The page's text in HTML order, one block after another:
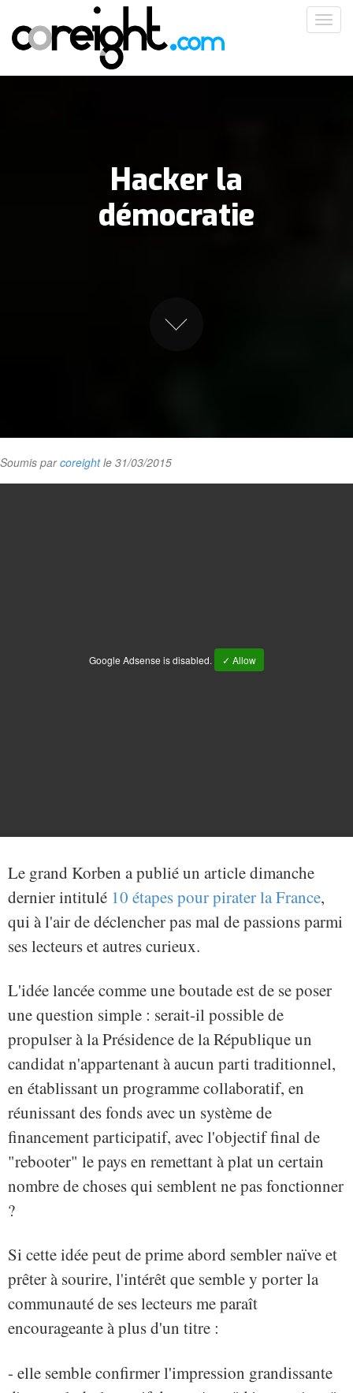
contenu
principal
Hacker la
démocratie
Soumis parcoreightle 31/03/2015
Google Adsense is disabled. ✓ Allow
Le grand Korben a publié un article dimanche
dernier intitulé 10 étapes pour pirater la France,
qui à l'air de déclencher pas mal de passions parmi
ses lecteurs et autres curieux.
L'idée lancée comme une boutade est de se poser
une question simple : serait-il possible de
propulser à la Présidence de la République un
candidat n'appartenant à aucun parti traditionnel,
en établissant un programme collaboratif, en
réunissant des fonds avec un système de
financement participatif, avec l'objectif final de
"rebooter" le pays en remettant à plat un certain
nombre de choses qui semblent ne pas fonctionner
?
Si cette idée peut de prime abord sembler naïve et
prêter à sourire, l'intérêt que semble y porter la
communauté de ses lecteurs me paraît
encourageante à plus d'un titre :
- elle semble confirmer l'impression grandissante